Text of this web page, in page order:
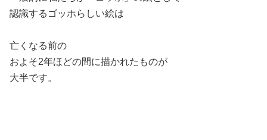
認識するゴッホらしい絵は
亡くなる前の
およそ2年ほどの間に描かれたものが
大半です。